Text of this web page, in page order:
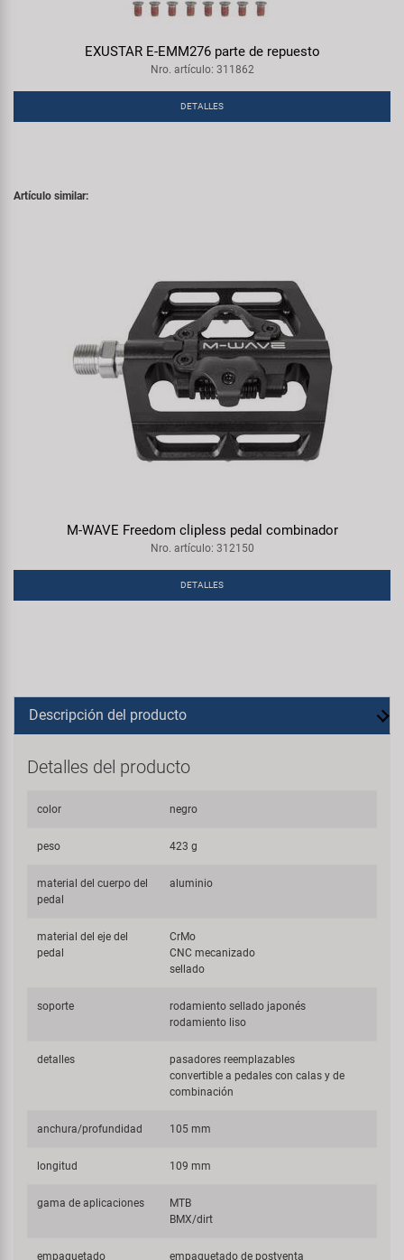
EXUSTAR E-EMM276 parte de repuesto
Nro. artículo: 311862
DETALLES
Artículo similar:
M-WAVE Freedom clipless pedal combinador
Nro. artículo: 312150
DETALLES
Descripción del producto
Detalles del producto
color negro
peso 423 g
material del cuerpo del
pedal
aluminio
material del eje del
pedal
CrMo
CNC mecanizado
sellado
soporte
rodamiento sellado japonés
rodamiento liso
detalles
pasadores reemplazables
convertible a pedales con calas y de
combinación
anchura/profundidad 105 mm
longitud 109 mm
gama de aplicaciones
MTB
BMX/dirt
empaquetado empaquetado de postventa